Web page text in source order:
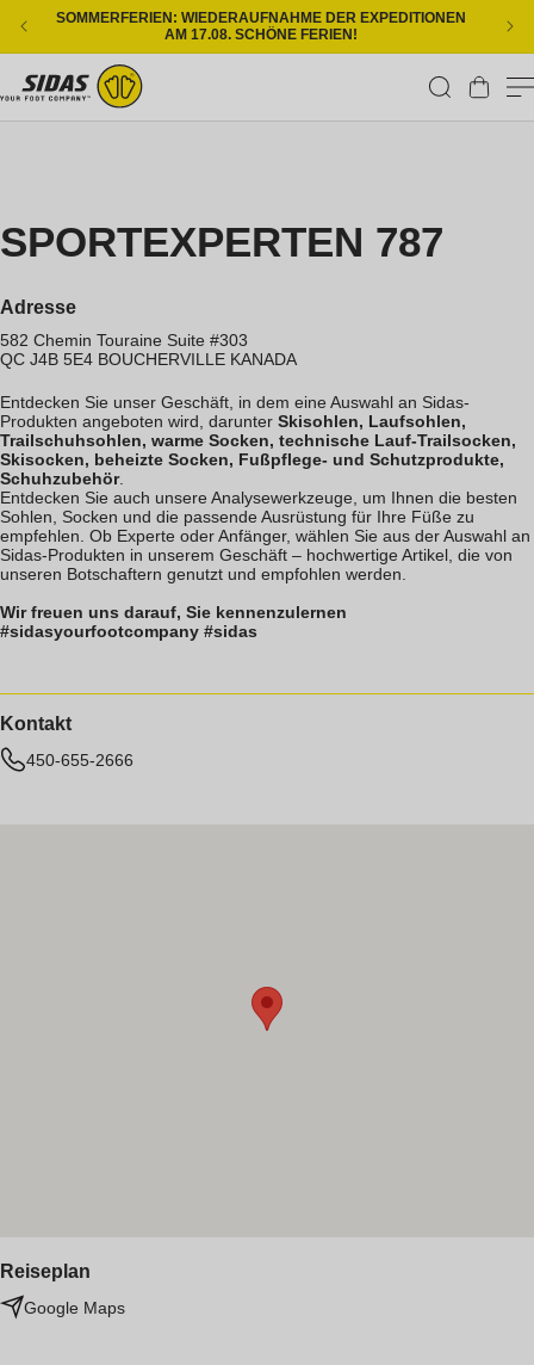
Direkt zum Inhalt
SOMMERFERIEN: WIEDERAUFNAHME DER EXPEDITIONEN
AM 17.08. SCHÖNE FERIEN!
Warenkorb
SPORTEXPERTEN 787
Adresse
582 Chemin Touraine Suite #303
QC J4B 5E4 BOUCHERVILLE KANADA
Entdecken Sie unser Geschäft, in dem eine Auswahl an Sidas-
Produkten angeboten wird, darunter Skisohlen, Laufsohlen,
Trailschuhsohlen, warme Socken, technische Lauf-Trailsocken,
Skisocken, beheizte Socken, Fußpflege- und Schutzprodukte,
Schuhzubehör.
Entdecken Sie auch unsere Analysewerkzeuge, um Ihnen die besten
Sohlen, Socken und die passende Ausrüstung für Ihre Füße zu
empfehlen. Ob Experte oder Anfänger, wählen Sie aus der Auswahl an
Sidas-Produkten in unserem Geschäft – hochwertige Artikel, die von
unseren Botschaftern genutzt und empfohlen werden.
Wir freuen uns darauf, Sie kennenzulernen
#sidasyourfootcompany #sidas
Reiseplan
Google Maps
Kontakt
450-655-2666